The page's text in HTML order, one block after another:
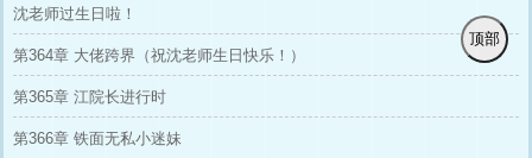
沈老师过生日啦！
第364章 大佬跨界（祝沈老师生日快乐！）
第365章 江院长进行时
第366章 铁面无私小迷妹
顶部